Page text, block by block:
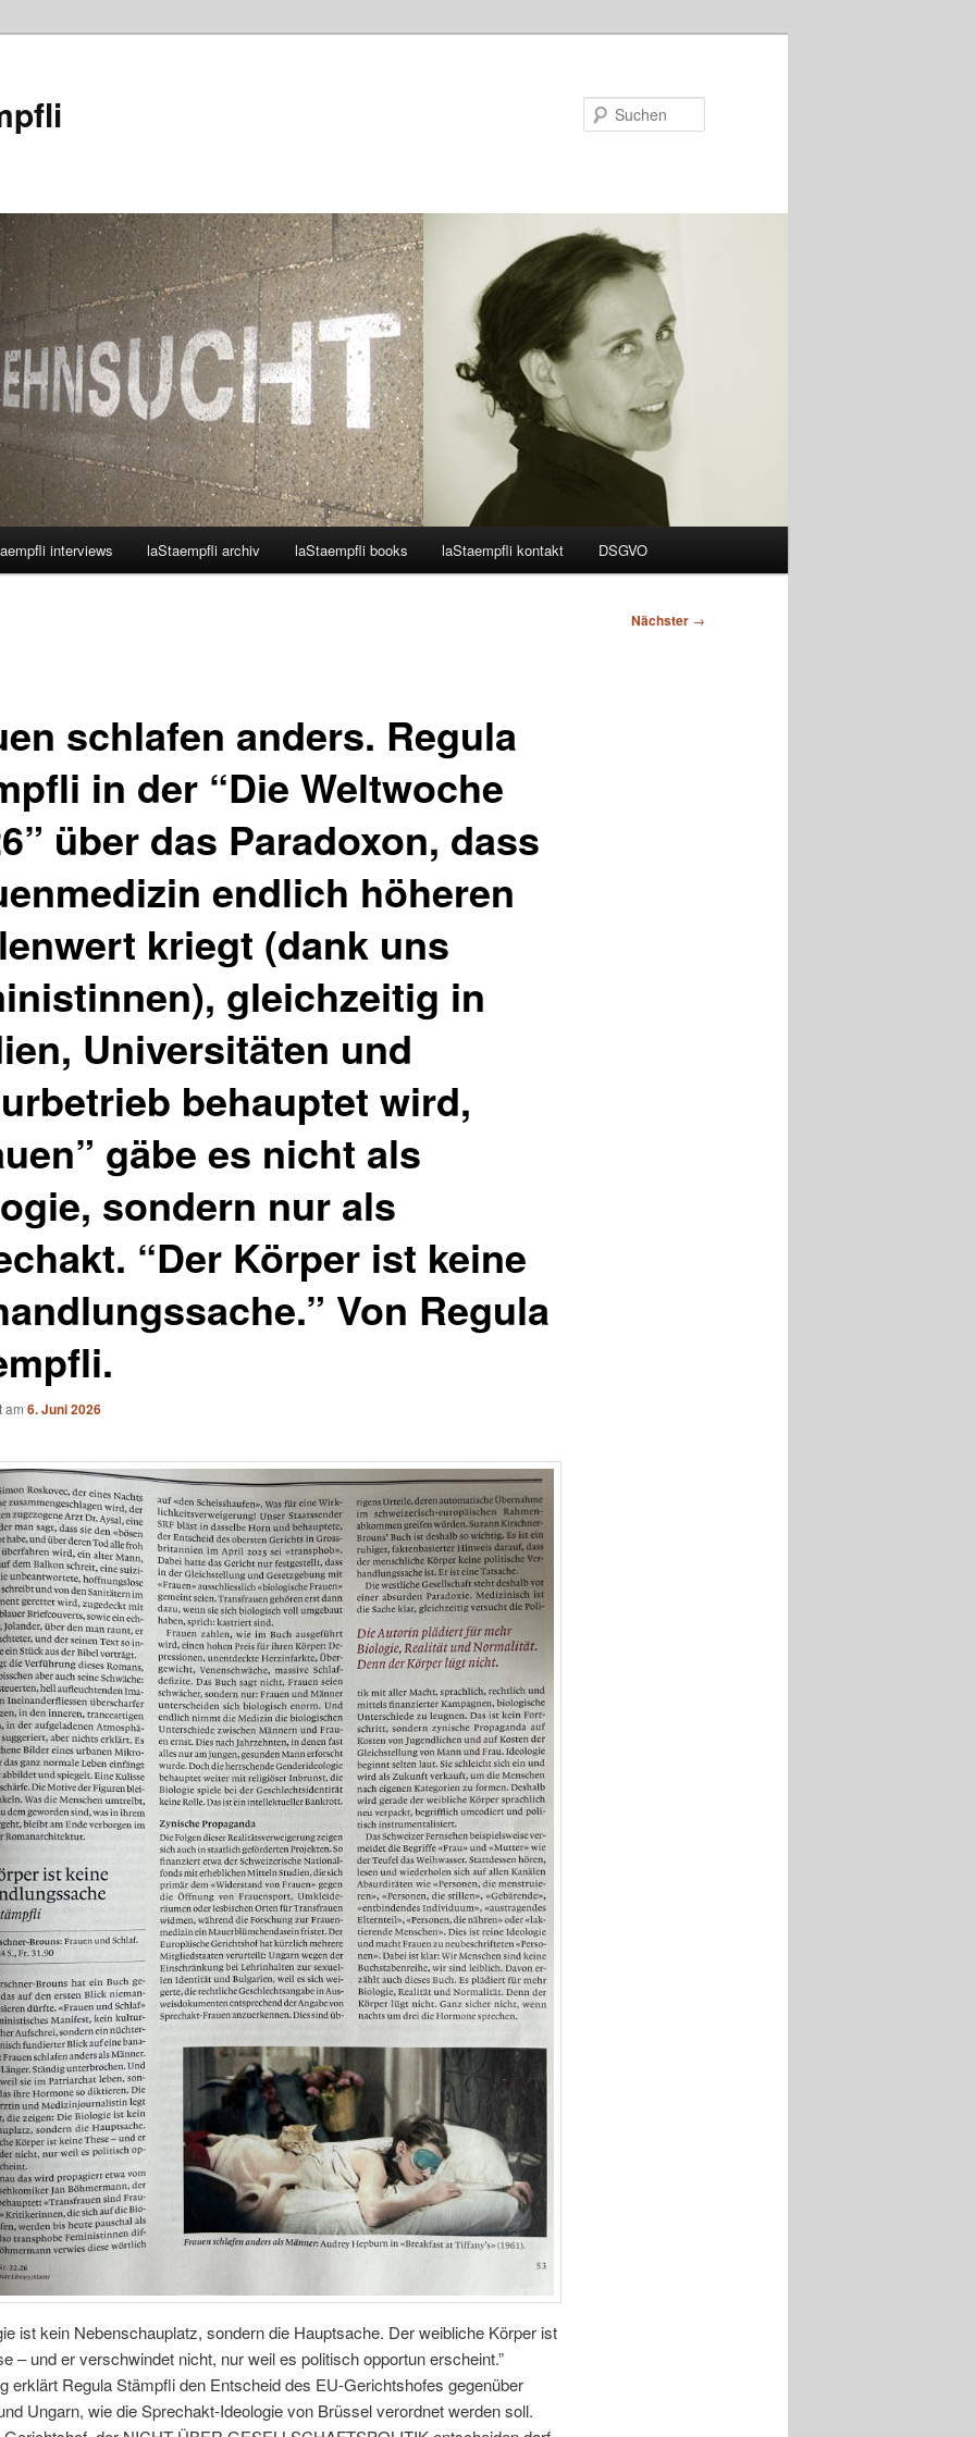
interviews laStaempfli archiv laStaempfli books laStaempfli kontakt DSGVO
Nächster →
schlafen anders. Regula
in der “Die Weltwoche
über das Paradoxon, dass
endlich höheren
kriegt (dank uns
gleichzeitig in
Universitäten und
behauptet wird,
gäbe es nicht als
sondern nur als
“Der Körper ist keine
Von Regula
am 6. Juni 2026
ist kein Nebenschauplatz, sondern die Hauptsache. Der weibliche Körper ist
– und er verschwindet nicht, nur weil es politisch opportun erscheint.”
erklärt Regula Stämpfli den Entscheid des EU-Gerichtshofes gegenüber
Ungarn, wie die Sprechakt-Ideologie von Brüssel verordnet werden soll.